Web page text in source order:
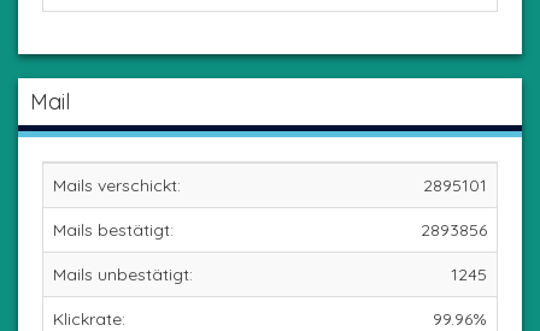
Mail
Mails verschickt: 2895101
Mails bestätigt: 2893856
Mails unbestätigt: 1245
Klickrate: 99.96%